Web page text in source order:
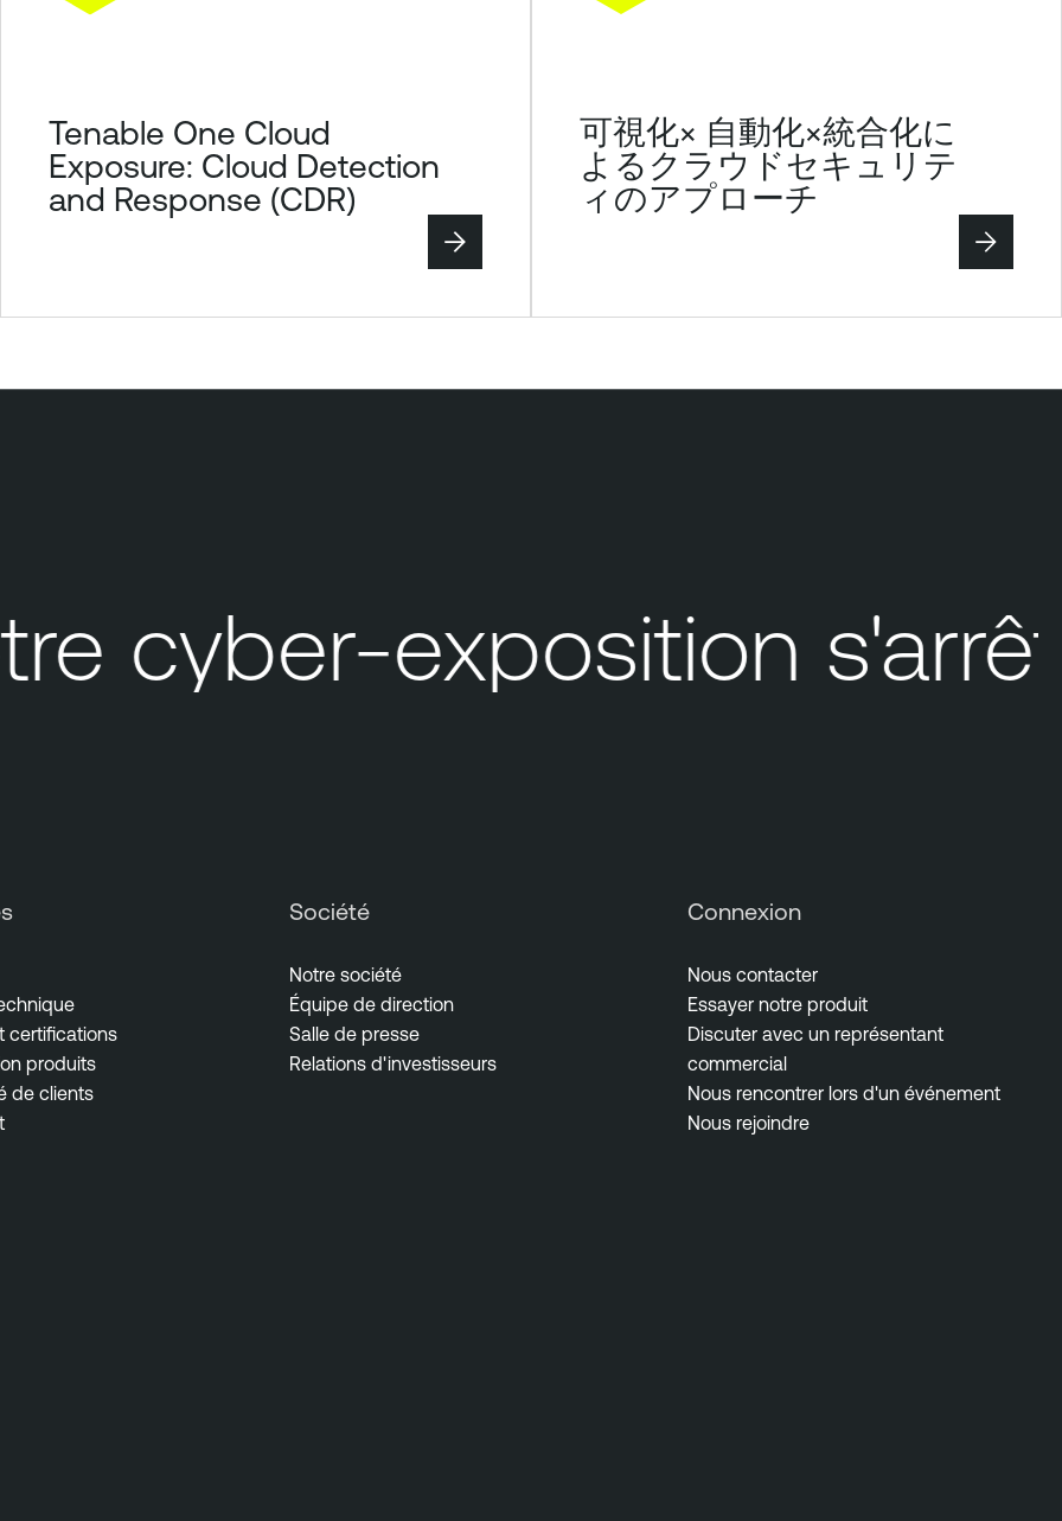
Tenable One Cloud
Exposure: Cloud Detection
and Response (CDR)
可視化× 自動化×統合化に
よるクラウドセキュリテ
ィのアプローチ
cyber-exposition
certifications
produits
de clients
Société
Notre société
Équipe de direction
Salle de presse
Relations d'investisseurs
Connexion
Nous contacter
Essayer notre produit
Discuter avec un représentant
commercial
Nous rencontrer lors d'un événement
Nous rejoindre